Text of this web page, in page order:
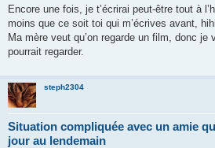
Encore une fois, je t’écrirai peut-être tout à
moins que ce soit toi qui m’écrives avant,
Ma mère veut qu’on regarde un film, donc je
pourrait regarder.
steph2304
Situation compliquée avec un amie
jour au lendemain